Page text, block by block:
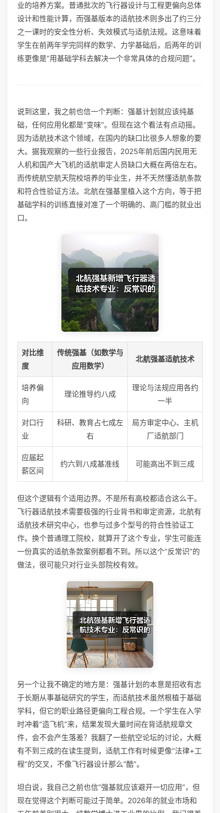
业的培养方案。普通批次的飞行器设计与工程更偏向总体
设计和性能计算，而强基版本的适航技术则多出了约三分
之一课时的安全性分析、失效模式与适航法规。这意味着
学生在前两年学完同样的数学、力学基础后，后两年的训
练更像是“用基础学科去解决一个非常具体的合规问题”。
说到这里，我之前也信一个判断：强基计划就应该纯基
础，任何应用化都是“变味”。但现在这个看法有点动摇。
因为适航技术这个领域，在国内的缺口比很多人想象的要
大。据我观察的一些行业报告，2025年前后国内民用无
人机和国产大飞机的适航审定人员缺口大概在两倍左右。
而传统航空航天院校培养的毕业生，并不天然懂适航条款
和符合性验证方法。北航在强基里植入这个方向，等于把
基础学科的训练直接对准了一个明确的、高门槛的就业出
口。
对比维
度
传统强基（如数学与
应用数学）
北航强基适航技术
培养偏
向
理论推导约八成
理论与法规应用各约
一半
对口行
业
科研、教育占七成左
右
局方审定中心、主机
厂适航部门
应届起
薪区间
约六到八成基准线 可能高出不到三成
但这个逻辑有个适用边界。不是所有高校都适合这么干。
飞行器适航技术需要极强的行业背书和审定资源，北航有
适航技术研究中心，也参与过多个型号的符合性验证工
作。换个普通理工院校，就算开了这个专业，学生可能连
一份真实的适航条款案例都看不到。所以这个“反常识”的
做法，很可能只对行业头部院校有效。
另一个让我不确定的地方是：强基计划的本意是招收有志
于长期从事基础研究的学生，而适航技术虽然根植于基础
学科，但它的职业路径更偏向工程合规。一个学生在入学
时冲着“造飞机”来，结果发现大量时间在背适航规章文
件，会不会产生落差？我翻了一些航空论坛的讨论，大概
有不到三成的在读生提到，适航工作有时候更像“法律+工
程”的交叉，不像飞行器设计那么“酷”。
坦白说，我自己之前也信“强基就应该避开一切应用”，但
现在觉得这个判断可能过于简单。2026年的就业市场和